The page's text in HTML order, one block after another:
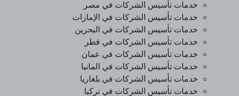
خدمات تأسيس الشركات في مصر
خدمات تأسيس الشركات في الإمارات
خدمات تأسيس الشركات في البحرين
خدمات تأسيس الشركات في قطر
خدمات تأسيس الشركات في عمان
خدمات تأسيس الشركات في المانيا
خدمات تأسيس الشركات في بلغاريا
خدمات تأسيس الشركات في تركيا